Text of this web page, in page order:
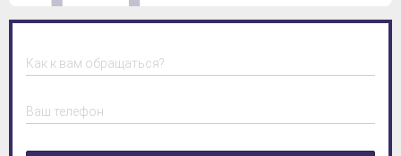
Как к вам обращаться?
Ваш телефон